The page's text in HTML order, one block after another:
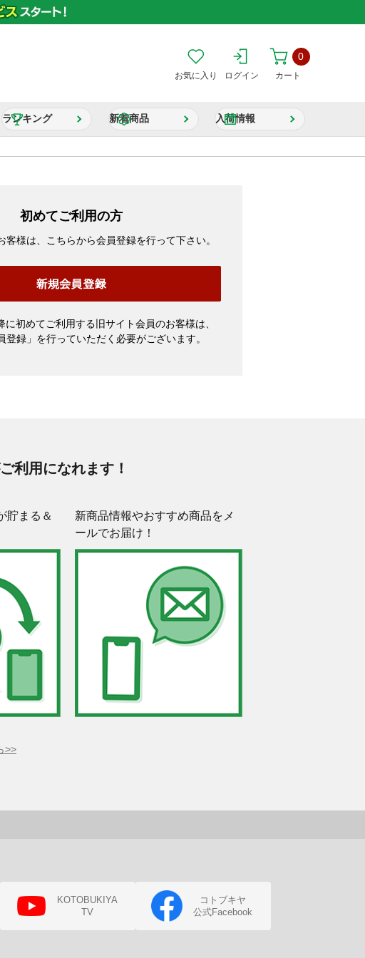
お気に入り ログイン カート
0
ランキング 新着商品 入荷情報
初めてご利用の方
客様は、こちらから会員登録を行って下さい。
初めてご利用する旧サイト会員のお客様は、
登録」を行っていただく必要がございます。
利用になれます！
貯まる＆
新商品情報やおすすめ商品をメ
ールでお届け！
>>
KOTOBUKIYA
TV
コトブキヤ
公式Facebook